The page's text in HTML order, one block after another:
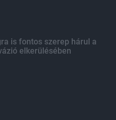
is fontos szerep hárul a
elkerülésében